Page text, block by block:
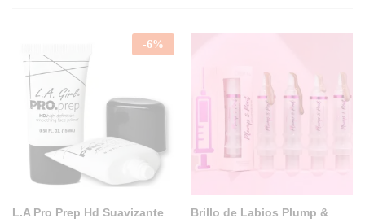
-6%
L.A Pro Prep Hd Suavizante
Brillo de Labios Plump &